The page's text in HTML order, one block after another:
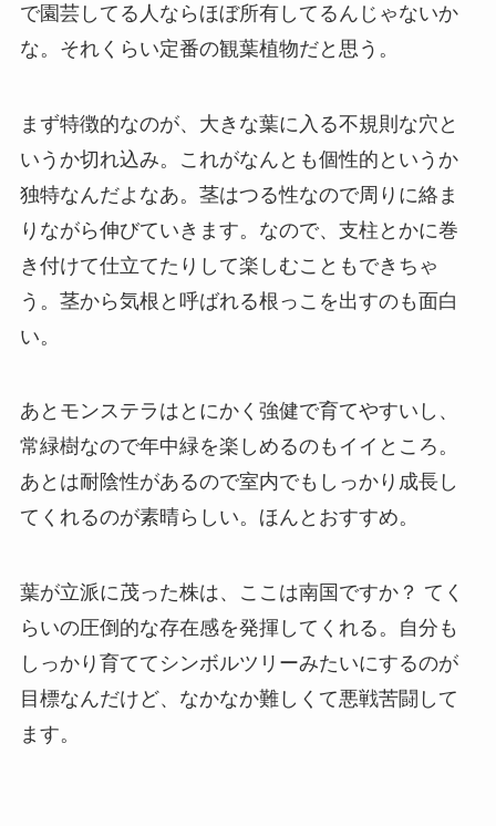
で園芸してる人ならほぼ所有してるんじゃないか
な。それくらい定番の観葉植物だと思う。
まず特徴的なのが、大きな葉に入る不規則な穴と
いうか切れ込み。これがなんとも個性的というか
独特なんだよなあ。茎はつる性なので周りに絡ま
りながら伸びていきます。なので、支柱とかに巻
き付けて仕立てたりして楽しむこともできちゃ
う。茎から気根と呼ばれる根っこを出すのも面白
い。
あとモンステラはとにかく強健で育てやすいし、
常緑樹なので年中緑を楽しめるのもイイところ。
あとは耐陰性があるので室内でもしっかり成長し
てくれるのが素晴らしい。ほんとおすすめ。
葉が立派に茂った株は、ここは南国ですか？ てく
らいの圧倒的な存在感を発揮してくれる。自分も
しっかり育ててシンボルツリーみたいにするのが
目標なんだけど、なかなか難しくて悪戦苦闘して
ます。